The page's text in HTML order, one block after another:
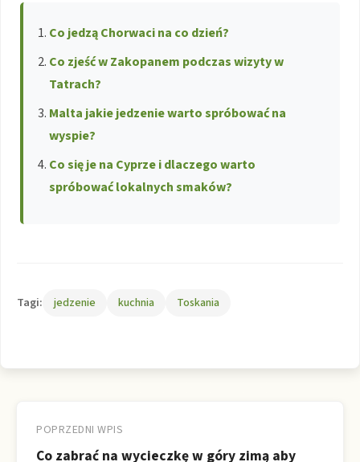
Co jedzą Chorwaci na co dzień?
Co zjeść w Zakopanem podczas wizyty w
Tatrach?
Malta jakie jedzenie warto spróbować na
wyspie?
Co się je na Cyprze i dlaczego warto
spróbować lokalnych smaków?
Tagi: jedzenie kuchnia Toskania
wpisu
POPRZEDNI WPIS
Co zabrać na wycieczkę w góry zimą aby